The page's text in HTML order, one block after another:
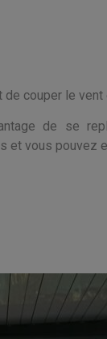
couper le
de se
et vous pouvez